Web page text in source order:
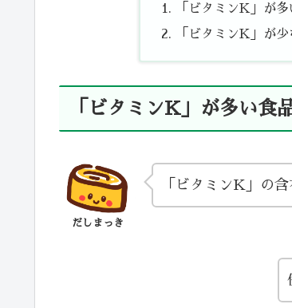
「ビタミンK」が
「ビタミンK」が
「ビタミンK」が多い食
だしまっき
「ビタミンK」の